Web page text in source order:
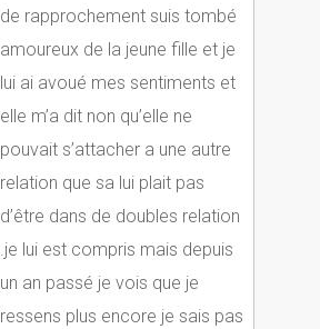
de rapprochement suis tombé
amoureux de la jeune fille et je
lui ai avoué mes sentiments et
elle m’a dit non qu’elle ne
pouvait s’attacher a une autre
relation que sa lui plait pas
d’être dans de doubles relation
.je lui est compris mais depuis
un an passé je vois que je
ressens plus encore je sais pas